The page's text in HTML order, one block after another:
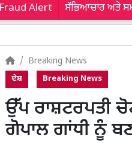
Fraud Alert ਸੱਭਿਆਚਾਰ ਅਤੇ
Breaking News
ਦੇਸ਼ Breaking News
ਉੱਪ ਰਾਸ਼ਟਰਪਤੀ
ਗੋਪਾਲ ਗਾਂਧੀ ਨੂੰ